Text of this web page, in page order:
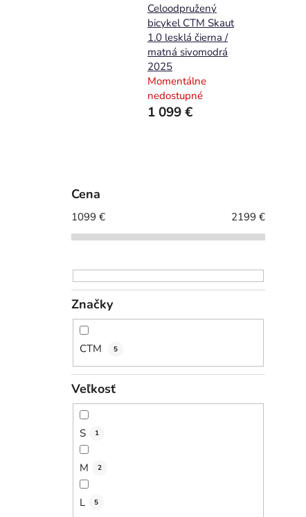
Celoodpružený
bicykel CTM Skaut
1.0 lesklá čierna /
matná sivomodrá
2025
Momentálne
nedostupné
1 099 €
Cena
1099 € 2199 €
Značky
CTM 5
Veľkosť
S 1
M 2
L 5